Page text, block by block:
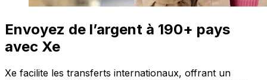
Envoyez de l’argent à 190+ pays
avec Xe
Xe facilite les transferts internationaux, offrant un